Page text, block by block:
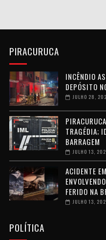
PIRACURUCA
INCÊNDIO
DEPÓSITO
JULHO 28,
TRAGÉDIA;
BARRAGEM
JULHO 13,
ACIDENTE
FERIDO NA
JULHO 13,
POLÍTICA